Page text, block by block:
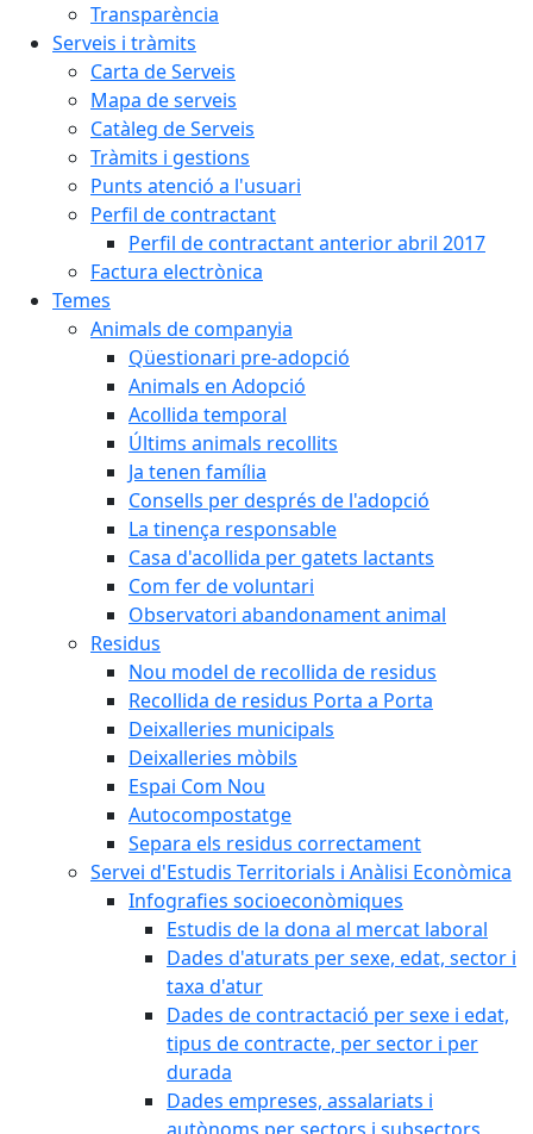
Transparència
Serveis i tràmits
Carta de Serveis
Mapa de serveis
Catàleg de Serveis
Tràmits i gestions
Punts atenció a l'usuari
Perfil de contractant
Perfil de contractant anterior abril 2017
Factura electrònica
Temes
Animals de companyia
Qüestionari pre-adopció
Animals en Adopció
Acollida temporal
Últims animals recollits
Ja tenen família
Consells per després de l'adopció
La tinença responsable
Casa d'acollida per gatets lactants
Com fer de voluntari
Observatori abandonament animal
Residus
Nou model de recollida de residus
Recollida de residus Porta a Porta
Deixalleries municipals
Deixalleries mòbils
Espai Com Nou
Autocompostatge
Separa els residus correctament
Servei d'Estudis Territorials i Anàlisi Econòmica
Infografies socioeconòmiques
Estudis de la dona al mercat laboral
Dades d'aturats per sexe, edat, sector i
taxa d'atur
Dades de contractació per sexe i edat,
tipus de contracte, per sector i per
durada
Dades empreses, assalariats i